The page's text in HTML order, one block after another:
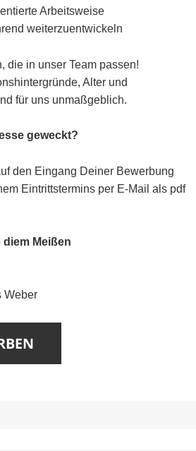
Arbeitsweise
weiterzuentwickeln
die in unser Team passen!
Alter und
für uns unmaßgeblich.
geweckt?
den Eingang Deiner Bewerbung
Eintrittstermins per E-Mail als pdf
Meißen
Weber